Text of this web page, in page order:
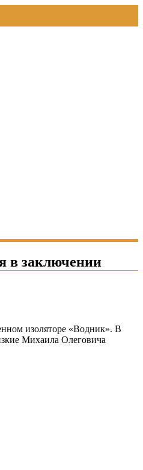
в заключении
изоляторе «Водник». В
Михаила Олеговича